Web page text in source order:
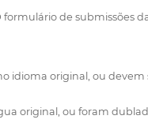
de submissões
idioma original, ou
original, ou foram